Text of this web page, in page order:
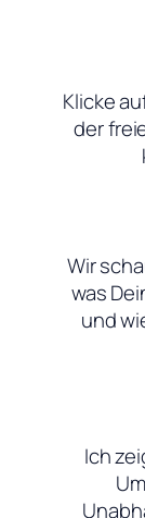
Klicke
der
Wir
was
und
Ich